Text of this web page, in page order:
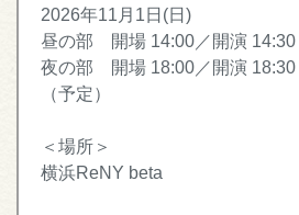
2026年11月1日(日)
昼の部 開場 14:00／開演 14:30
夜の部 開場 18:00／開演 18:30
（予定）
＜場所＞
横浜ReNY beta